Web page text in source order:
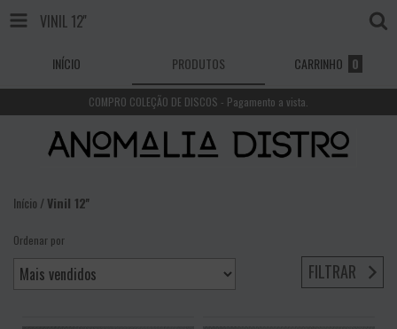
VINIL 12''
INÍCIO PRODUTOS CARRINHO 0
COMPRO COLEÇÃO DE DISCOS - Pagamento a vista.
Início /Vinil 12''
Ordenar por
FILTRAR